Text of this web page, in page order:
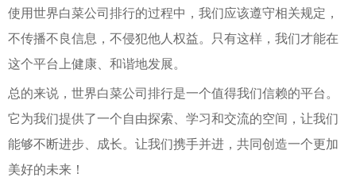
使用世界白菜公司排行的过程中，我们应该遵守相关规定，
不传播不良信息，不侵犯他人权益。只有这样，我们才能在
这个平台上健康、和谐地发展。
总的来说，世界白菜公司排行是一个值得我们信赖的平台。
它为我们提供了一个自由探索、学习和交流的空间，让我们
能够不断进步、成长。让我们携手并进，共同创造一个更加
美好的未来！